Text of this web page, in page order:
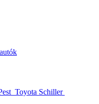
Toyota Schiller